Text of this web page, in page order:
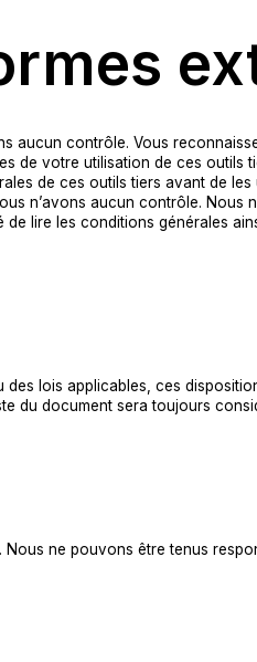
aucun contrôle. Vous
de votre utilisation de ces outils
de ces outils tiers avant de les
n’avons aucun contrôle. Nous
lire les conditions générales
lois applicables, ces
du document sera toujours
ne pouvons être tenus